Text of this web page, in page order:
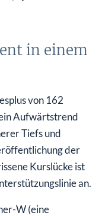
in einem
von 162
Aufwärtstrend
Tiefs und
der
Kurslücke ist
an.
W (eine